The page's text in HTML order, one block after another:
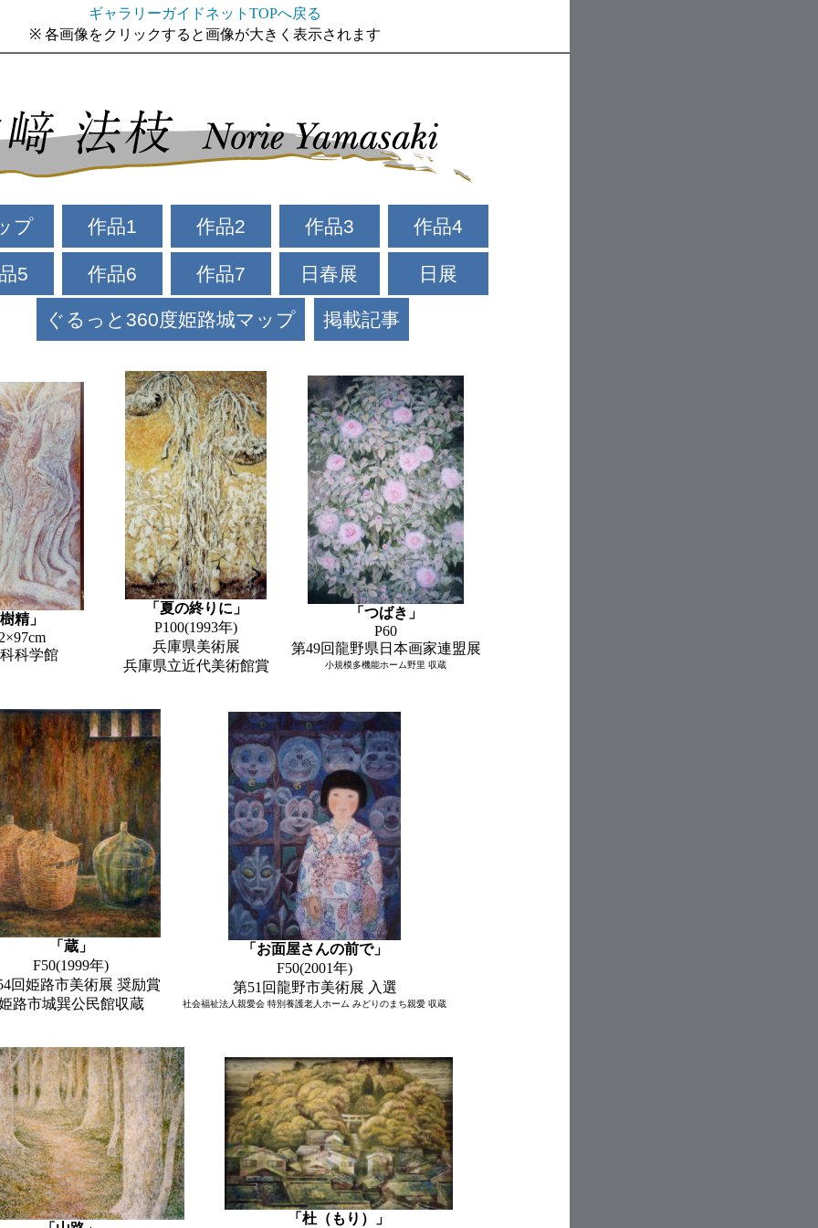
ギャラリーガイドネットTOPへ戻る
※ 各画像をクリックすると画像が大きく表示されます
プ 作品1 作品2 作品3 作品4
5 作品6 作品7 日春展 日展
ぐるっと360度姫路城マップ 掲載記事
精」
科学館
「夏の終りに」
P100(1993年)
兵庫県美術展
兵庫県立近代美術館賞
「つばき」
P60
第49回龍野県日本画家連盟展
小規模多機能ホーム野里 収蔵
「蔵」
F50(1999年)
回姫路市美術展 奨励賞
路市城巽公民館収蔵
「お面屋さんの前で」
F50(2001年)
第51回龍野市美術展 入選
社会福祉法人親愛会 特別養護老人ホーム みどりのまち親愛 収蔵
「杜（もり）」